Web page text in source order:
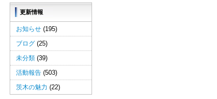
更新情報
お知らせ (195)
ブログ (25)
未分類 (39)
活動報告 (503)
茨木の魅力 (22)